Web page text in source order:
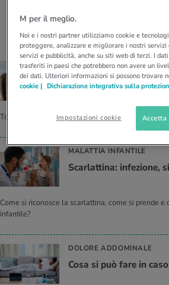
e intolleranze
nutritive
D’ATTUALITÀ NELL’AMBITO ALIMENTAZIONE
Fabbisogno calorico
invernali
D’ATTUALITÀ NELL’AMBITO MOVIMENTO
Calcola il consumo calorico
Corsa & Jogging
D’ATTUALITÀ NELL’AMBITO RILASSAMENTO
Rilassamento attivo
delle donne
fisici
mediche
D’ATTUALITÀ NELL’AMBITO MEDICINA
Dolori ai nervi
Offerte
Tool, test e quiz
Gli articoli di Dottoressa
Marti-Camenzind
TONSILLITE
Ton­sil­li­te: sin­to­mi e
Tonsillite: quali sono i rimedi casalinghi disponibili
MALATTIA INFANTILE
Scar­lat­ti­na: in­fe­zio­ne,
Come si riconosce la scarlattina, come si prende
infantile?
DOLORE ADDOMINALE
Cosa si può fare in
M per il meglio.
Noi e i nostri partner utilizziamo cookie e
proteggere, analizzare e migliorare i nostri servizi
servizi e pubblicità, anche su siti web di terzi. I dati
trasferiti in paesi che potrebbero non avere un
dei dati. Ulteriori informazioni si possono trovare
cookie | Dichiarazione integrativa sulla
Impostazioni cookie